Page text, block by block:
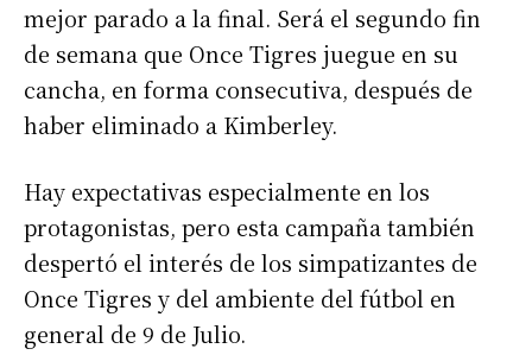
mejor parado a la final. Será el segundo fin
de semana que Once Tigres juegue en su
cancha, en forma consecutiva, después de
haber eliminado a Kimberley.
Hay expectativas especialmente en los
protagonistas, pero esta campaña también
despertó el interés de los simpatizantes de
Once Tigres y del ambiente del fútbol en
general de 9 de Julio.